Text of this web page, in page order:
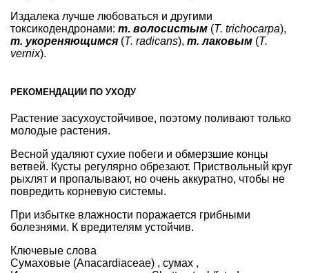
Издалека лучше любоваться и другими
токсикодендронами: т. волосистым (T. trichocarpa),
т. укореняющимся (T. radicans), т. лаковым (T.
vernix).
РЕКОМЕНДАЦИИ ПО УХОДУ
Растение засухоустойчивое, поэтому поливают только
молодые растения.
Весной удаляют сухие побеги и обмерзшие концы
ветвей. Кусты регулярно обрезают. Приствольный круг
рыхлят и пропалывают, но очень аккуратно, чтобы не
повредить корневую системы.
При избытке влажности поражается грибными
болезнями. К вредителям устойчив.
Ключевые слова
Сумаховые (Anacardiaceae) , сумах ,